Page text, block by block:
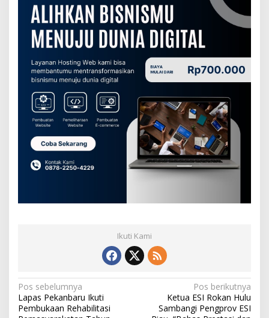
Ikuti Kami
N
a
Pos sebelumnya
Lapas Pekanbaru Ikuti
Pembukaan Rehabilitasi
Pos berikutnya
Ketua ESI Rokan Hulu
Sambangi Pengprov ESI